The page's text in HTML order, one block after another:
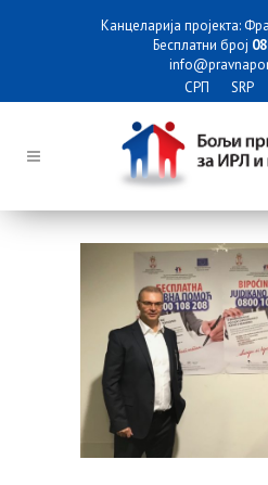
Канцеларија пројекта:
Бесплатни број
СРП
SRP